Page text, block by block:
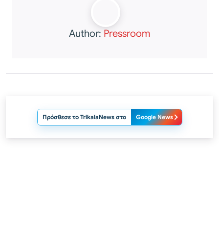
Author: Pressroom
Πρόσθεσε το TrikalaNews στο Google News